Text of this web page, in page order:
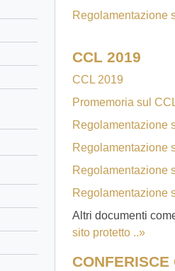
Regolamentazione
CCL 2019
CCL 2019
Promemoria sul
Regolamentazione
Regolamentazione
Regolamentazione
Regolamentazione
Altri documenti
sito protetto ..»